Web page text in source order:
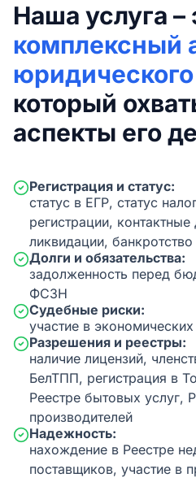
Наша услуга –
комплексный
который
аспекты его
Регистрация и статус:
статус в ЕГР, статус
регистрации,
ликвидации, банкротство
Долги и обязательства:
задолженность перед
ФСЗН
Судебные риски:
участие в
Разрешения и реестры:
наличие лицензий,
БелТПП, регистрация в
Реестре бытовых услуг,
производителей
Надежность:
нахождение в Реестре
поставщиков, участие в